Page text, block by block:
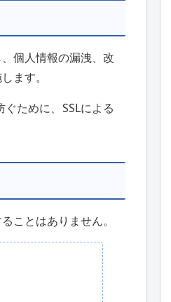
個人情報の漏洩、改
ます。
ために、SSLによる
ことはありません。